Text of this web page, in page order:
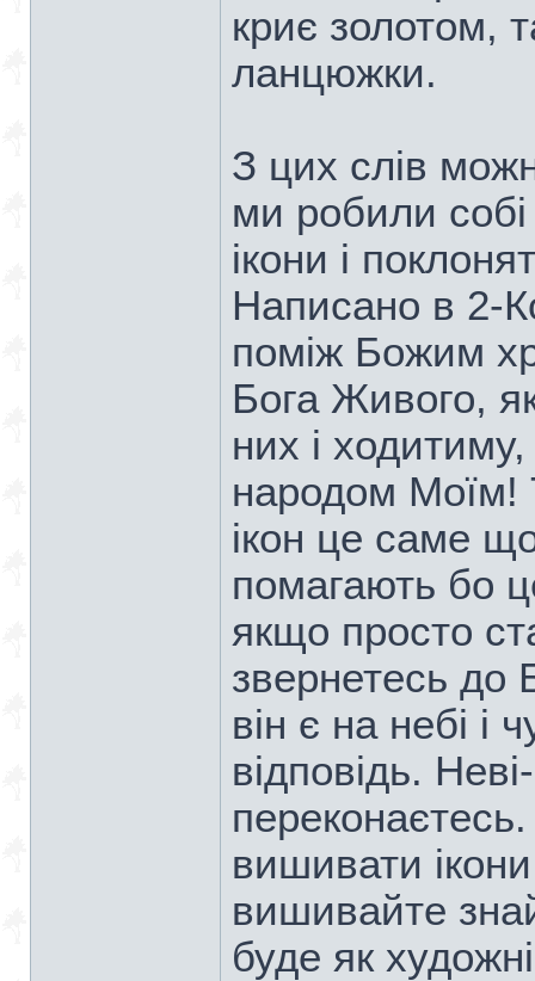
криє золотом,
ланцюжки.
З цих слів
ми робили собі
ікони і
Написано в 2-
поміж Божим
Бога Живого,
них і
народом Моїм!
ікон це саме
помагають бо
якщо просто
звернетесь до
він є на небі і
відповідь.
вишивати
вишивайте
буде як